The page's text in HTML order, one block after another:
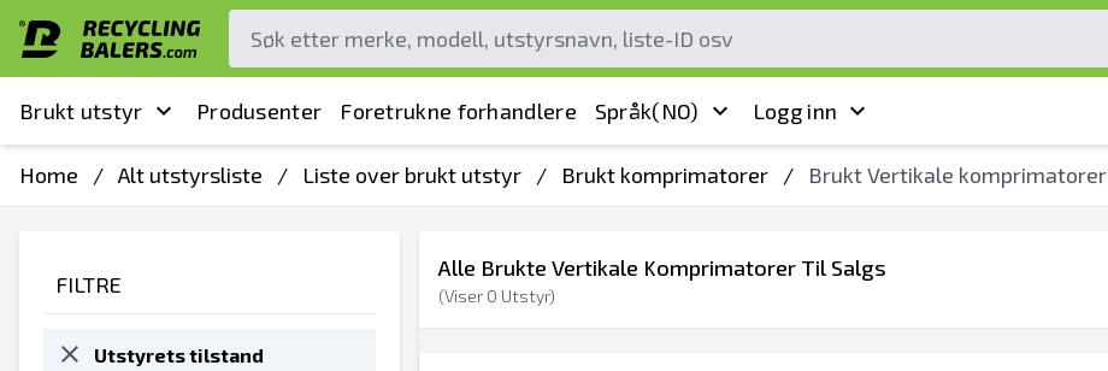
Brukt utstyr Produsenter Foretrukne forhandlere Språk(NO) Logg inn
Home / Alt utstyrsliste / Liste over brukt utstyr / Brukt komprimatorer / Brukt Vertikale komprimatorer
FILTRE
Utstyrets tilstand
Alle Brukte Vertikale Komprimatorer Til Salgs
(Viser 0 Utstyr)